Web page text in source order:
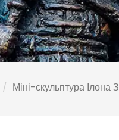
Міні-скульптура Ілона